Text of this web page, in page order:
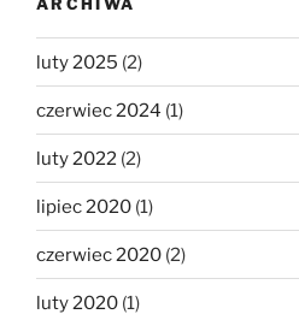
luty 2025 (2)
czerwiec 2024 (1)
luty 2022 (2)
lipiec 2020 (1)
czerwiec 2020 (2)
luty 2020 (1)